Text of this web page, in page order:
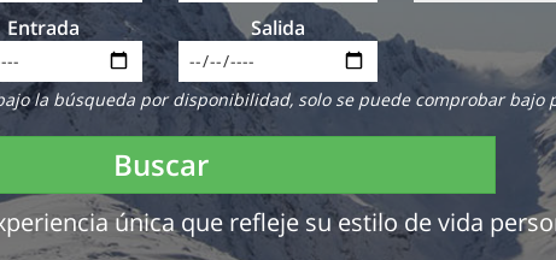
Entrada Salida
la búsqueda por disponibilidad, solo se puede comprobar bajo
Buscar
única que refleje su estilo de vida